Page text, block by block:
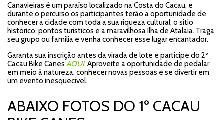
Canavieiras é um paraíso localizado na Costa do Cacau, e
durante o percurso os participantes terão a oportunidade de
conhecer a cidade com toda a sua riqueza cultural, o sítio
histórico, pontos turísticos e a maravilhosa Ilha de Atalaia. Traga
seu grupo ou família e venha conhecer esse lugar encantador.
Garanta sua inscrição antes da virada de lote e participe do 2º
Cacau Bike Canes AQUI. Aproveite a oportunidade de pedalar
em meio à natureza, conhecer novas pessoas e se divertir em
um evento inesquecível.
ABAIXO FOTOS DO 1º CACAU